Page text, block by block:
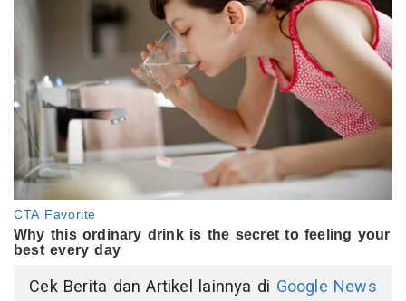
Cek Berita dan Artikel lainnya di Google News